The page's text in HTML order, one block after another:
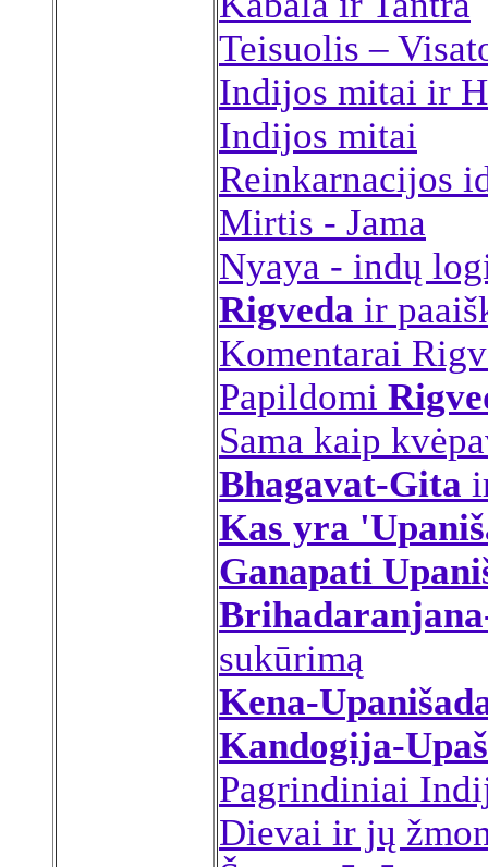
Teisuolis –
Indijos mitai ir
Indijos mitai
Reinkarnacijos
Mirtis - Jama
Nyaya - indų
Rigveda ir
Komentarai
Papildomi
Sama kaip
Bhagavat-Gita
Kas yra
Ganapati
sukūrimą
Kena-
Kandogija-
Pagrindiniai
Dievai ir jų